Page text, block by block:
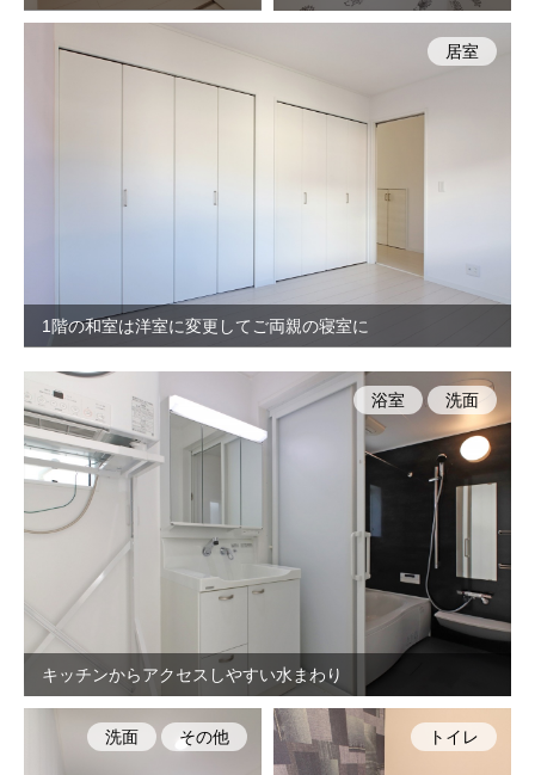
1階の和室は洋室に変更してご両親の寝室に
居室
キッチンからアクセスしやすい水まわり
浴室 洗面
洗面 その他 トイレ